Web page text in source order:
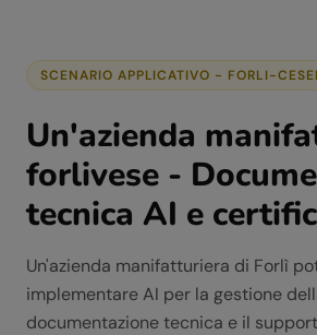
SCENARIO APPLICATIVO - FORLI-
Un'azienda
forlivese -
tecnica AI e
Un'azienda manifatturiera di Forlì
implementare AI per la gestione
documentazione tecnica e il